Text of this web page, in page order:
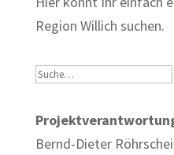
Region Willich suchen.
Suche
Bernd-Dieter